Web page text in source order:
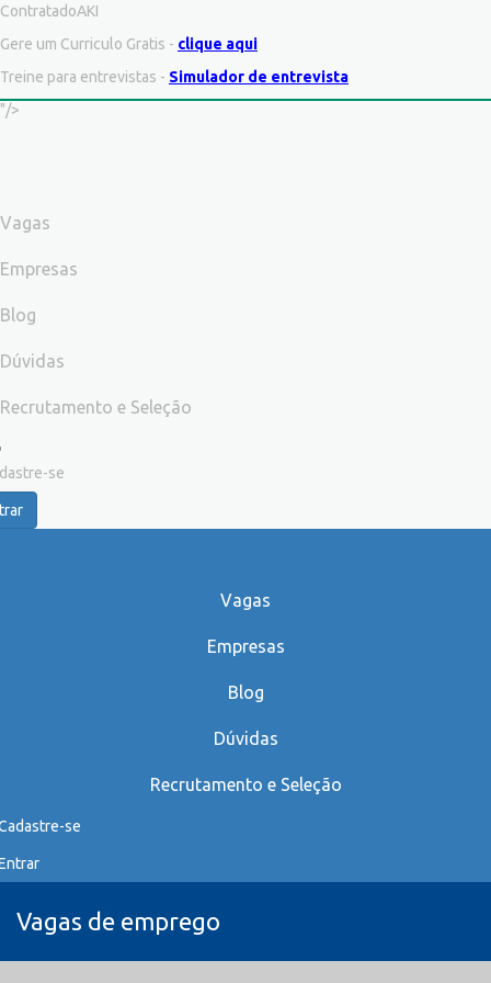
ContratadoAKI
Gere um Curriculo Gratis - clique aqui
Treine para entrevistas - Simulador de entrevista
"/>
Vagas
Empresas
Blog
Dúvidas
Recrutamento e Seleção
se
Vagas
Empresas
Blog
Dúvidas
Recrutamento e Seleção
se
Vagas de emprego